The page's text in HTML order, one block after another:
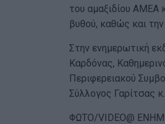
του αμαξιδίου ΑΜΕΑ
βυθού, καθώς και
Στην ενημερωτική
Καρδόνας,
Περιφερειακού
Σύλλογος Γαρίτσας
ΦΩΤΟ/VIDEO@